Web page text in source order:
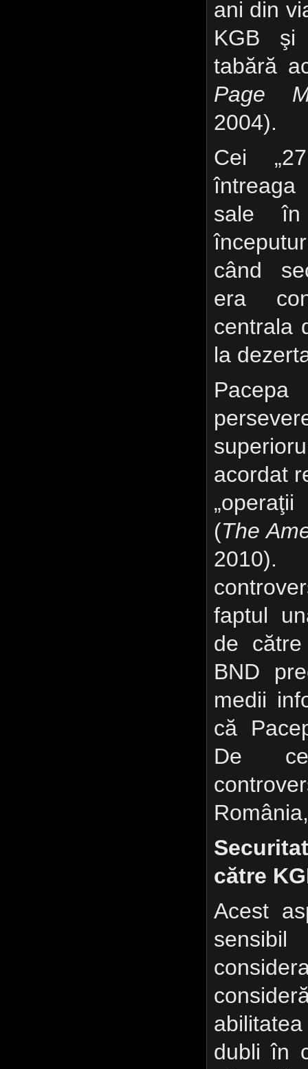
ani din
KGB şi
tabără
Page
2004).
Cei
sale
când
era
centrala
la
acordat
(The
faptul
de
BND
medii
că
De
către
Acest
dubli în